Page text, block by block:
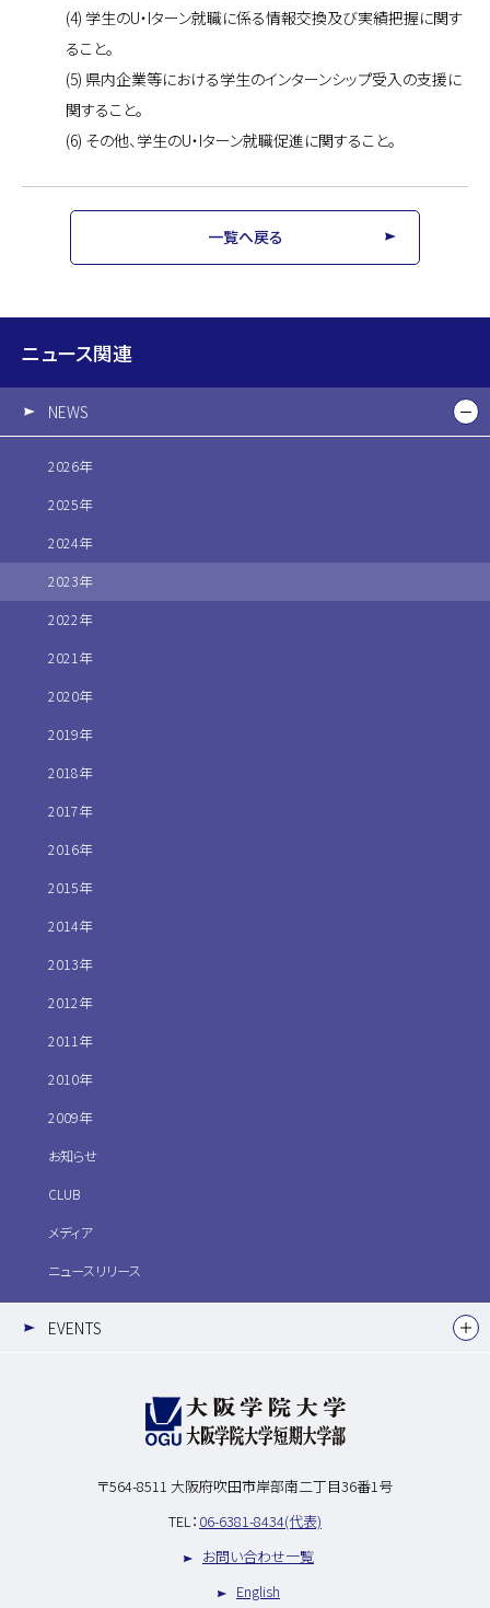
(4) 学生のU・Iターン就職に係る情報交換及び実績把握に関す
ること。
(5) 県内企業等における学生のインターンシップ受入の支援に
関すること。
(6) その他、学生のU・Iターン就職促進に関すること。
一覧へ戻る
ニュース関連
NEWS
2026年
2025年
2024年
2023年
2022年
2021年
2020年
2019年
2018年
2017年
2016年
2015年
2014年
2013年
2012年
2011年
2010年
2009年
お知らせ
CLUB
メディア
ニュースリリース
EVENTS
〒564-8511 大阪府吹田市岸部南二丁目36番1号
TEL： 06-6381-8434(代表)
お問い合わせ一覧
English